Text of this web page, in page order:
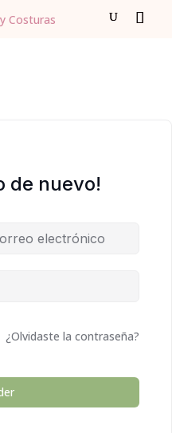
de nuevo!
¿Olvidaste la contraseña?